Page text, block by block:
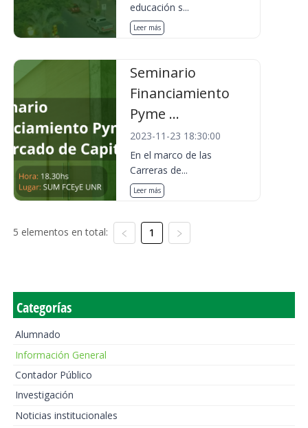
educación s...
Leer más
Seminario
Financiamiento
Pyme ...
2023-11-23 18:30:00
En el marco de las
Carreras de...
Leer más
5 elementos en total: 1
Categorías
Alumnado
Información General
Contador Público
Investigación
Noticias institucionales